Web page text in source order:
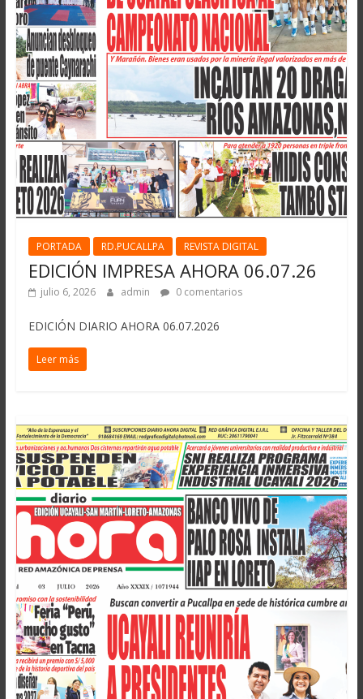
PORTADA RD.PUCALLPA REVISTA DIGITAL
EDICIÓN IMPRESA AHORA 06.07.26
julio 6, 2026 admin 0 comentarios
EDICIÓN DIARIO AHORA 06.07.2026
Leer más